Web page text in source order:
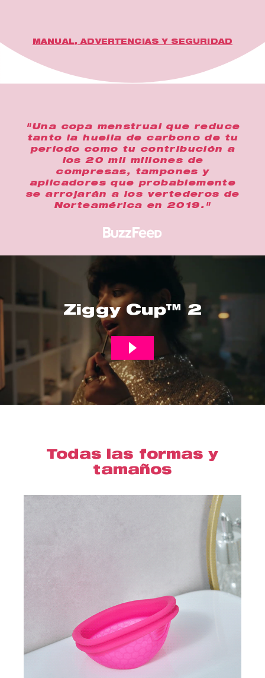
MANUAL, ADVERTENCIAS Y SEGURIDAD
"Una copa menstrual que reduce
tanto la huella de carbono de tu
periodo como tu contribución a
los 20 mil millones de
compresas, tampones y
aplicadores que probablemente
se arrojarán a los vertederos de
Norteamérica en 2019."
Ziggy Cup™ 2
Todas las formas y
tamaños